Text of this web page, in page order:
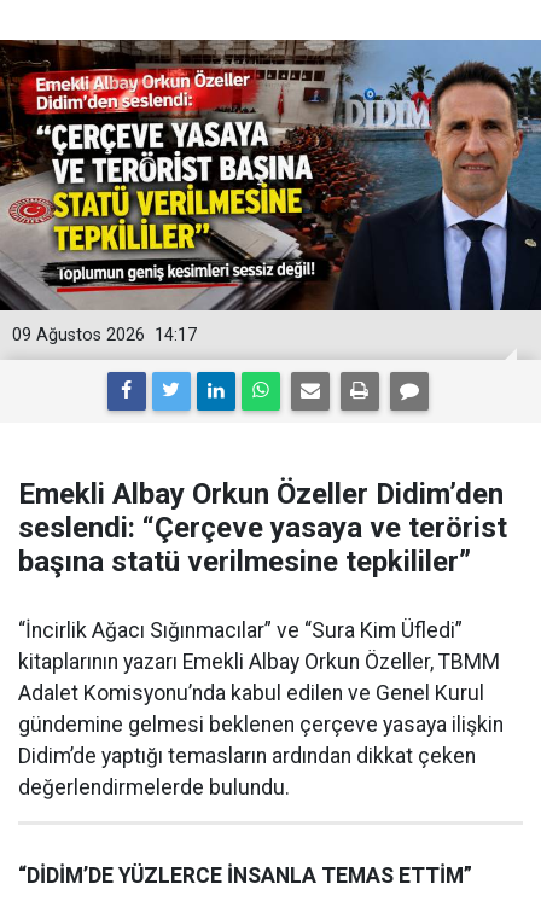
14:17
09 Ağustos 2026
Emekli Albay Orkun Özeller Didim’den
seslendi: “Çerçeve yasaya ve terörist
başına statü verilmesine tepkililer”
“İncirlik Ağacı Sığınmacılar” ve “Sura Kim Üfledi”
kitaplarının yazarı Emekli Albay Orkun Özeller, TBMM
Adalet Komisyonu’nda kabul edilen ve Genel Kurul
gündemine gelmesi beklenen çerçeve yasaya ilişkin
Didim’de yaptığı temasların ardından dikkat çeken
değerlendirmelerde bulundu.
“DİDİM’DE YÜZLERCE İNSANLA TEMAS ETTİM”